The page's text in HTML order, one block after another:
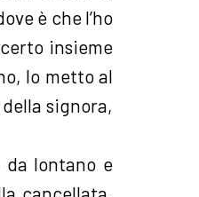
è che l’ho
insieme
lo metto al
signora,
lontano e